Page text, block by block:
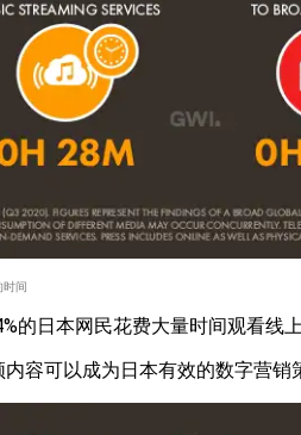
时间
的日本网民花费大量时间观看线
容可以成为日本有效的数字营销